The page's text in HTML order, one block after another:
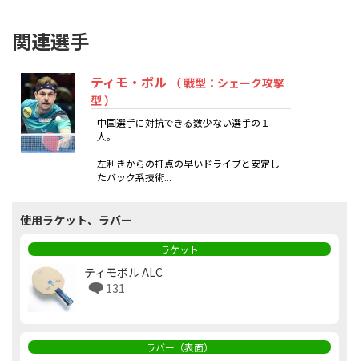
関連選手
ティモ・ボル
（ 戦型：シェーク攻撃
型 ）
中国選手に対抗できる数少ない選手の１
人。
左利きからの打点の早いドライブと安定し
たバック系技術...
使用ラケット、ラバー
ラケット
ティモボル ALC
131
ラバー（表面）